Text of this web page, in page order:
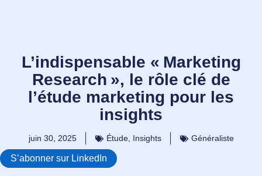
L’indispensable « Marketing
Research », le rôle clé de
l’étude marketing pour les
insights
juin 30, 2025 Étude, Insights Généraliste
S’abonner sur LinkedIn